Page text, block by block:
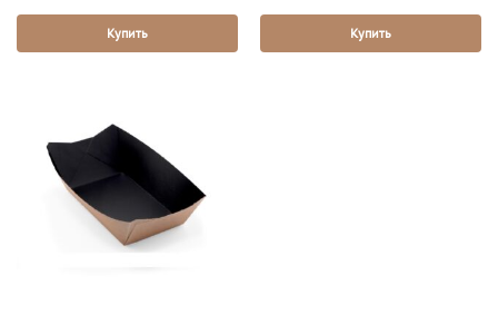
Купить Купить